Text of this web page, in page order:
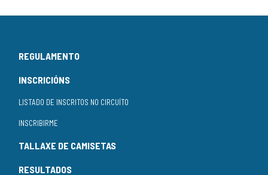
REGULAMENTO
INSCRICIÓNS
LISTADO DE INSCRITOS NO CIRCUÍTO
INSCRIBIRME
TALLAXE DE CAMISETAS
RESULTADOS